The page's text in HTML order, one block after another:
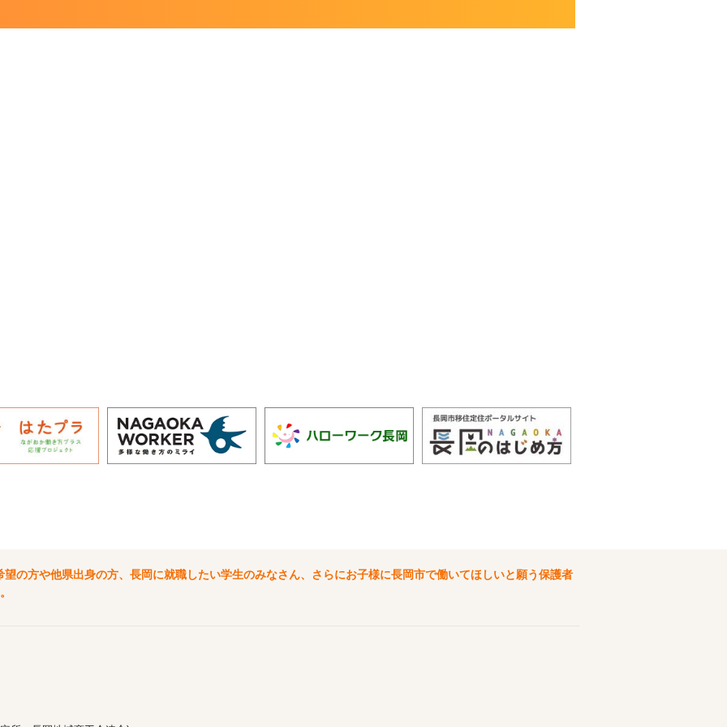
の方や他県出身の方、長岡に就職したい学生のみなさん、さらにお子様に長岡市で働いてほしいと願う保護者